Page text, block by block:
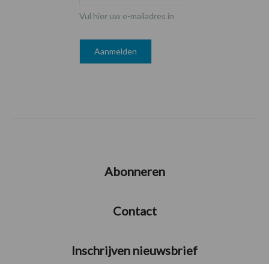
Vul hier uw e-mailadres in
Abonneren
Contact
Inschrijven nieuwsbrief